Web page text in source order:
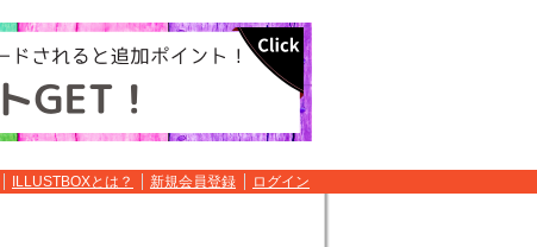
ILLUSTBOXとは？ 新規会員登録 ログイン